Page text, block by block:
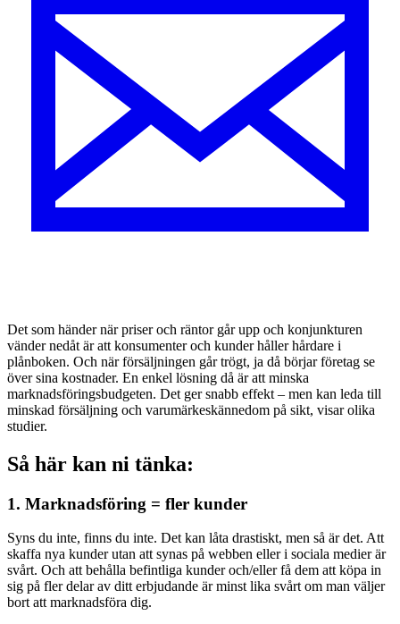
Det som händer när priser och räntor går upp och konjunkturen
vänder nedåt är att konsumenter och kunder håller hårdare i
plånboken. Och när försäljningen går trögt, ja då börjar företag se
över sina kostnader. En enkel lösning då är att minska
marknadsföringsbudgeten. Det ger snabb effekt – men kan leda till
minskad försäljning och varumärkeskännedom på sikt, visar olika
studier.
Så här kan ni tänka:
1. Marknadsföring = fler kunder
Syns du inte, finns du inte. Det kan låta drastiskt, men så är det. Att
skaffa nya kunder utan att synas på webben eller i sociala medier är
svårt. Och att behålla befintliga kunder och/eller få dem att köpa in
sig på fler delar av ditt erbjudande är minst lika svårt om man väljer
bort att marknadsföra dig.